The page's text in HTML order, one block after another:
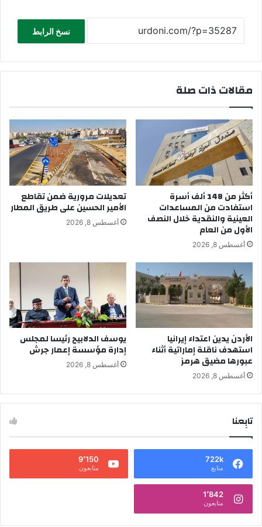
نسخ الرابط
مقالات ذات صلة
أكثر من 148 ألف أسرة
استفادت من المساعدات
العينية والنقدية خلال النصف
الأول من العام
أغسطس 8, 2026
تعديلات مرورية ضمن تقاطع
الأمير الحسين على طريق المطار
أغسطس 8, 2026
الأردن يدين اعتداء إيرانيا
استهدف ناقلة إماراتية أثناء
عبورها مضيق هرمز
أغسطس 8, 2026
يوسف الدلابيح رئيسا لمجلس
إدارة مؤسسة إعمار جرش
أغسطس 8, 2026
تابِعنا
722k
متابع
9٬150
متابعون
1٬842
متابعون